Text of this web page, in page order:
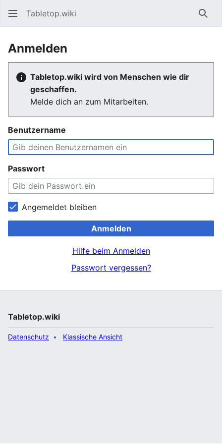
Tabletop.wiki
Anmelden
Tabletop.wiki wird von Menschen wie dir
geschaffen.
Melde dich an zum Mitarbeiten.
Benutzername
Passwort
Angemeldet bleiben
Anmelden
Hilfe beim Anmelden
Passwort vergessen?
Tabletop.wiki
Datenschutz Klassische Ansicht